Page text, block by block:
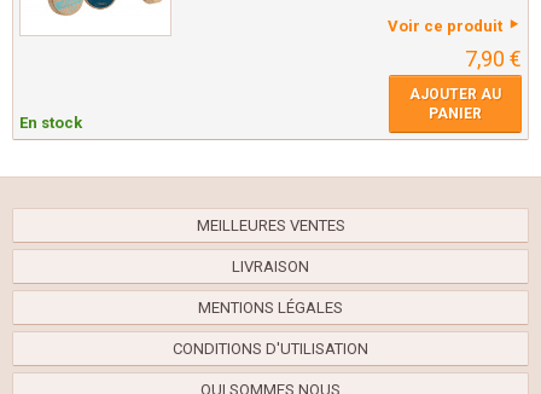
Voir ce produit
7,90 €
En stock
AJOUTER AU
PANIER
MEILLEURES VENTES
LIVRAISON
MENTIONS LÉGALES
CONDITIONS D'UTILISATION
QUI SOMMES NOUS